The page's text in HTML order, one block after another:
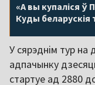
«А вы купаліся ў
Куды беларускія
У сярэднім тур на
адпачынку
стартуе ад 2880